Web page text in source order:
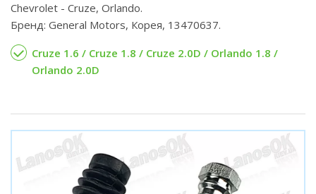
Chevrolet - Cruze, Orlando.
Бренд: General Motors, Корея, 13470637.
Cruze 1.6 / Cruze 1.8 / Cruze 2.0D / Orlando 1.8 /
Orlando 2.0D